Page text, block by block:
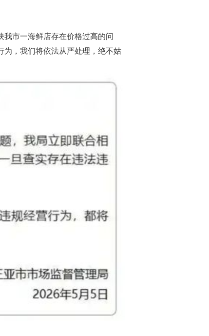
我市一海鲜店存在价格过高的问
为，我们将依法从严处理，绝不姑